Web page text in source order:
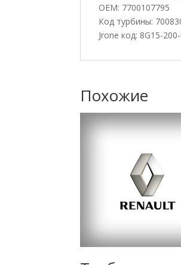
OEM: 7700107795
Код турбины:
Jrone код: 8G15-
Похожие